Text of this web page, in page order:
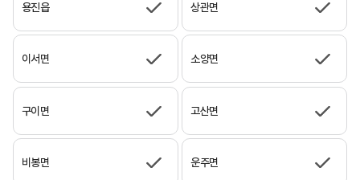
용진읍 상관면
이서면 소양면
구이면 고산면
비봉면 운주면